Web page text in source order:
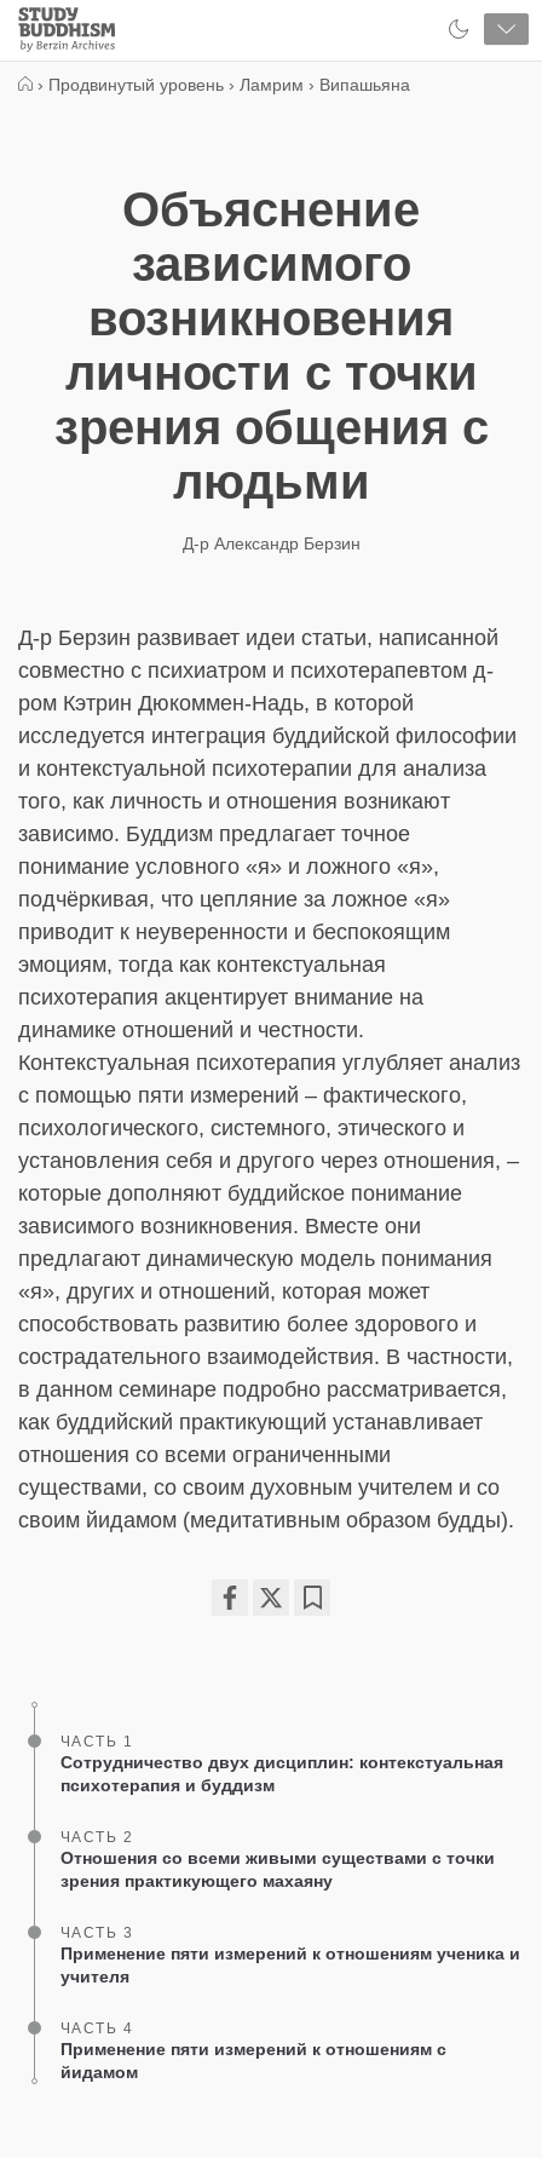
Close
Study
Buddhism
› Продвинутый уровень › Ламрим › Випашьяна
Объяснение
зависимого
возникновения
личности с точки
зрения общения с
людьми
Д-р Александр Берзин
Д-р Берзин развивает идеи статьи, написанной
совместно с психиатром и психотерапевтом д-
ром Кэтрин Дюкоммен-Надь, в которой
исследуется интеграция буддийской философии
и контекстуальной психотерапии для анализа
того, как личность и отношения возникают
зависимо. Буддизм предлагает точное
понимание условного «я» и ложного «я»,
подчёркивая, что цепляние за ложное «я»
приводит к неуверенности и беспокоящим
эмоциям, тогда как контекстуальная
психотерапия акцентирует внимание на
динамике отношений и честности.
Контекстуальная психотерапия углубляет анализ
с помощью пяти измерений – фактического,
психологического, системного, этического и
установления себя и другого через отношения, –
которые дополняют буддийское понимание
зависимого возникновения. Вместе они
предлагают динамическую модель понимания
«я», других и отношений, которая может
способствовать развитию более здорового и
сострадательного взаимодействия. В частности,
в данном семинаре подробно рассматривается,
как буддийский практикующий устанавливает
отношения со всеми ограниченными
существами, со своим духовным учителем и со
своим йидамом (медитативным образом будды).
ЧАСТЬ 1
Сотрудничество двух дисциплин: контекстуальная
психотерапия и буддизм
ЧАСТЬ 2
Отношения со всеми живыми существами с точки
зрения практикующего махаяну
ЧАСТЬ 3
Применение пяти измерений к отношениям ученика и
учителя
ЧАСТЬ 4
Применение пяти измерений к отношениям с
йидамом